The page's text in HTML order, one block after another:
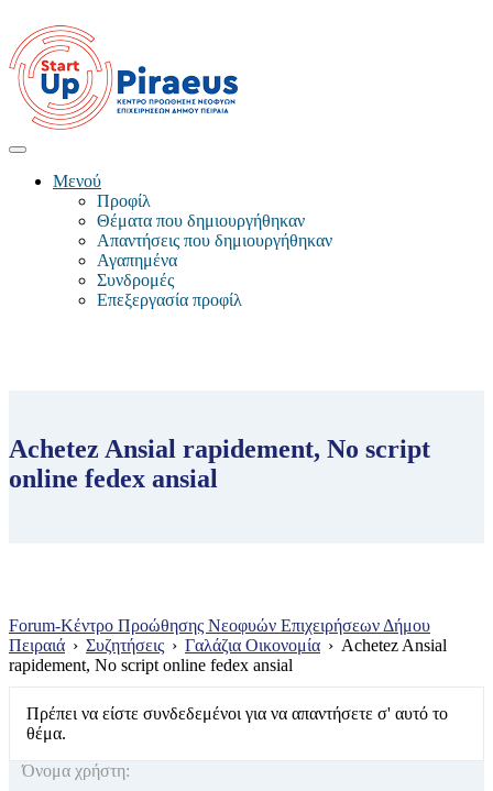
Μενού
Προφίλ
Θέματα που δημιουργήθηκαν
Απαντήσεις που δημιουργήθηκαν
Αγαπημένα
Συνδρομές
Επεξεργασία προφίλ
Achetez Ansial rapidement, No script
online fedex ansial
Forum-Κέντρο Προώθησης Νεοφυών Επιχειρήσεων Δήμου
Πειραιά › Συζητήσεις › Γαλάζια Οικονομία › Achetez Ansial
rapidement, No script online fedex ansial
Πρέπει να είστε συνδεδεμένοι για να απαντήσετε σ' αυτό το
θέμα.
Όνομα χρήστη: